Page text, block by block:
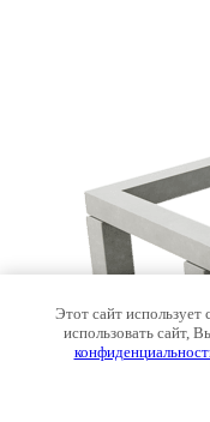
Этот сайт
использовать сайт,